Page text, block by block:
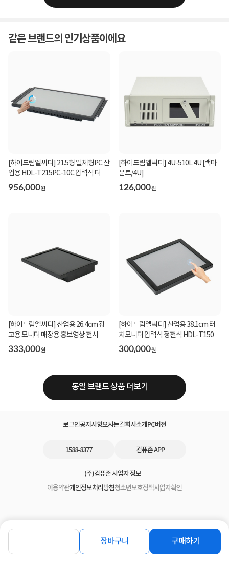
장바구니 구매하기
같은 브랜드의 인기상품이에요
[하이드림엘씨디] 21.5형 일체형PC 산
업용 HDL-T215PC-10C 압력식 터치/
올인원PC(i5-1...
956,000원
[하이드림엘씨디] 4U-510L 4U [랙마
운트/4U]
126,000원
[하이드림엘씨디] 산업용 26.4cm 광
고용 모니터 매장용 홍보영상 전시용
업소용 HDL-1...
333,000원
[하이드림엘씨디] 산업용 38.1cm 터
치모니터 압력식 정전식 HDL-T150P-
RH 전시용 광고...
300,000원
동일 브랜드 상품 더보기
로그인공지사항오시는길회사소개PC버전
1588-8377 컴퓨존 APP
(주)컴퓨존 사업자 정보
이용약관개인정보처리방침청소년보호정책사업자확인